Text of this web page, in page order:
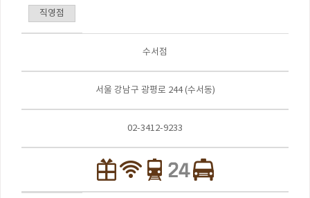
직영점
수서점
서울 강남구 광평로 244 (수서동)
02-3412-9233